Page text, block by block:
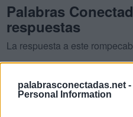
palabrasconectadas.net -
Personal Information
Palabras
respuestas
La respuesta a este
B
O
A